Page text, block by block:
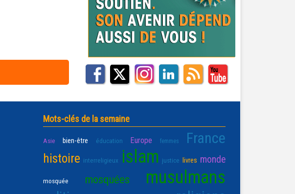
Mots-clés de la semaine
Asie bien-être éducation Europe femmes France
histoire interreligieux islam justice livres monde
mosquée mosquées musulmans